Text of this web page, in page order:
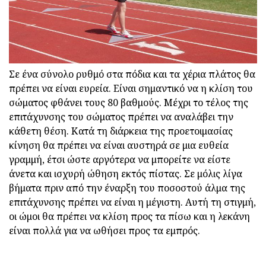
Σε ένα σύνολο ρυθμό στα πόδια και τα χέρια πλάτος θα
πρέπει να είναι ευρεία. Είναι σημαντικό να η κλίση του
σώματος φθάνει τους 80 βαθμούς. Μέχρι το τέλος της
επιτάχυνσης του σώματος πρέπει να αναλάβει την
κάθετη θέση. Κατά τη διάρκεια της προετοιμασίας
κίνηση θα πρέπει να είναι αυστηρά σε μια ευθεία
γραμμή, έτσι ώστε αργότερα να μπορείτε να είστε
άνετα και ισχυρή ώθηση εκτός πίστας. Σε μόλις λίγα
βήματα πριν από την έναρξη του ποσοστού άλμα της
επιτάχυνσης πρέπει να είναι η μέγιστη. Αυτή τη στιγμή,
οι ώμοι θα πρέπει να κλίση προς τα πίσω και η λεκάνη
είναι πολλά για να ωθήσει προς τα εμπρός.